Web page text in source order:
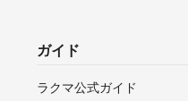
ガイド
ラクマ公式ガイド